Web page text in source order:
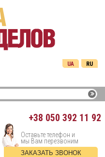
RU
UA
+38 050 392 11 92
Оставьте телефон и
мы Вам перезвоним
ЗАКАЗАТЬ ЗВОНОК